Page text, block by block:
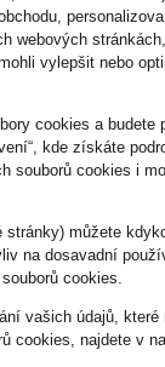
webových
vylepšit nebo
cookies a budete
kde získáte
souborů cookies i
můžete
na dosavadní
cookies.
vašich údajů, které
cookies, najdete v